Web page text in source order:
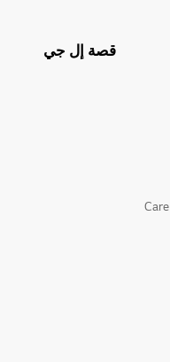
تطبيق الهاتف المحمول Care
قصة إل جي